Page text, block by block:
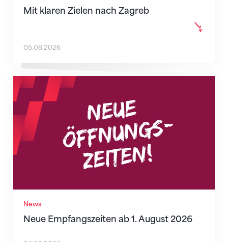
Mit klaren Zielen nach Zagreb
05.08.2026
News
Neue Empfangszeiten ab 1. August 2026
Neue Empfangszeiten ab 1. August 2026